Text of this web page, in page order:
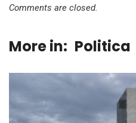
Comments are closed.
More in: Politica